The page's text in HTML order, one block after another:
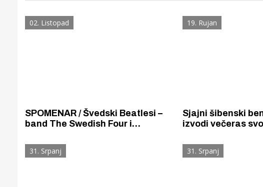
02. Listopad
SPOMENAR / Švedski Beatlesi –
band The Swedish Four i
održali su rock koncert u
prepunom kinu „Šibenik”
19. Rujan
Sjajni šibenski
izvodi večeras svoje autorske
31. Srpanj 31. Srpanj